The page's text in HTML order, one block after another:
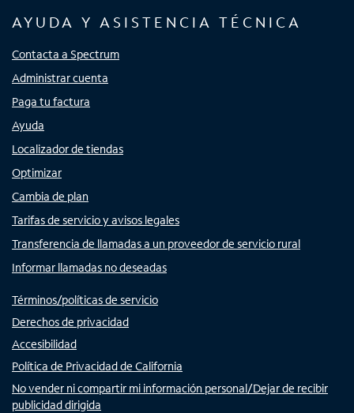
AYUDA Y ASISTENCIA TÉCNICA
Contacta a Spectrum
Administrar cuenta
Paga tu factura
Ayuda
Localizador de tiendas
Optimizar
Cambia de plan
Tarifas de servicio y avisos legales
Transferencia de llamadas a un proveedor de servicio rural
Informar llamadas no deseadas
Términos/políticas de servicio
Derechos de privacidad
Accesibilidad
Política de Privacidad de California
No vender ni compartir mi información personal/Dejar de recibir
publicidad dirigida